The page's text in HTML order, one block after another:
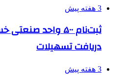
3 هفته پیش
ثبت‌نام ۵۰۰ واحد
دریافت تسهیلات
3 هفته پیش